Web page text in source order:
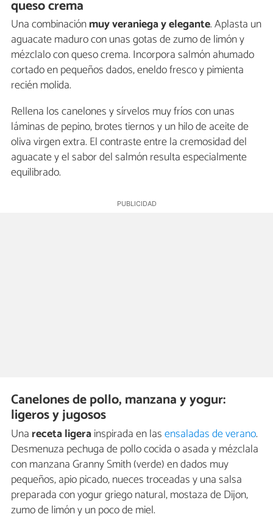
queso crema
Una combinaciónmuy veraniega y elegante. Aplasta un
aguacate maduro con unas gotas de zumo de limón y
mézclalo con queso crema. Incorpora salmón ahumado
cortado en pequeños dados, eneldo fresco y pimienta
recién molida.
Rellena los canelones y sírvelos muy fríos con unas
láminas de pepino, brotes tiernos y un hilo de aceite de
oliva virgen extra. El contraste entre la cremosidad del
aguacate y el sabor del salmón resulta especialmente
equilibrado.
Canelones de pollo, manzana y yogur:
ligeros y jugosos
Una receta ligerainspirada en lasensaladas de verano.
Desmenuza pechuga de pollo cocida o asada y mézclala
con manzana Granny Smith (verde) en dados muy
pequeños, apio picado, nueces troceadas y una salsa
preparada con yogur griego natural, mostaza de Dijon,
zumo de limón y un poco de miel.